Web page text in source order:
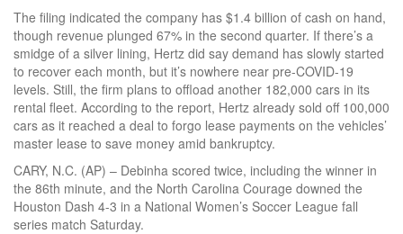
The filing indicated the company has $1.4 billion of cash on hand,
though revenue plunged 67% in the second quarter. If there’s a
smidge of a silver lining, Hertz did say demand has slowly started
to recover each month, but it’s nowhere near pre-COVID-19
levels. Still, the firm plans to offload another 182,000 cars in its
rental fleet. According to the report, Hertz already sold off 100,000
cars as it reached a deal to forgo lease payments on the vehicles’
master lease to save money amid bankruptcy.
CARY, N.C. (AP) – Debinha scored twice, including the winner in
the 86th minute, and the North Carolina Courage downed the
Houston Dash 4-3 in a National Women’s Soccer League fall
series match Saturday.